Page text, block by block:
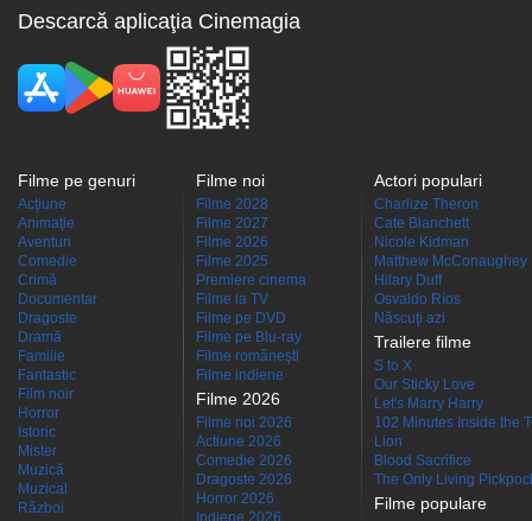
Descarcă aplicaţia Cinemagia
Filme pe genuri
Acţiune
Animaţie
Aventuri
Comedie
Crimă
Documentar
Dragoste
Dramă
Familie
Fantastic
Film noir
Horror
Istoric
Mister
Muzică
Muzical
Război
Filme noi
Filme 2028
Filme 2027
Filme 2026
Filme 2025
Premiere cinema
Filme la TV
Filme pe DVD
Filme pe Blu-ray
Filme româneşti
Filme indiene
Filme 2026
Filme noi 2026
Actiune 2026
Comedie 2026
Dragoste 2026
Horror 2026
Indiene 2026
Actori populari
Charlize Theron
Cate Blanchett
Nicole Kidman
Matthew McConaughey
Hilary Duff
Osvaldo Ríos
Născuţi azi
Trailere filme
S to X
Our Sticky Love
Let's Marry Harry
102 Minutes Inside the
Lion
Blood Sacrifice
The Only Living
Filme populare